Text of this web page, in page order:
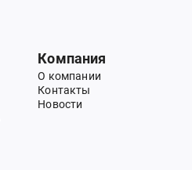
Компания
О компании
Контакты
Новости